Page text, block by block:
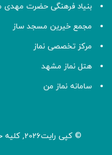
بنیاد فرهنگی حضرت مهدی
مجمع خیرین مسجد ساز
مرکز تخصصی نماز
هتل نماز مشهد
سامانه نماز من
© کپی رایت2026, کلیه حقوق برای ستاد اقامه